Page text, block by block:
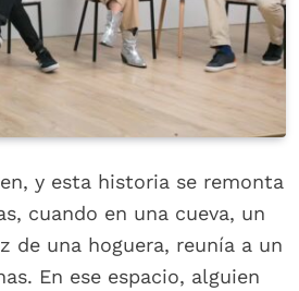
y esta historia se remonta
cuando en una cueva, un
de una hoguera, reunía a un
En ese espacio, alguien